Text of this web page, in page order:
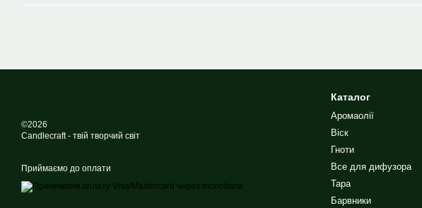
©2026
Candlecraft - твій творчий світ
Приймаємо до оплати
Каталог
Аромаолії
Віск
Гноти
Все для дифузора
Тара
Барвники